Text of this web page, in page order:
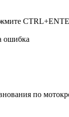
ошибка
по